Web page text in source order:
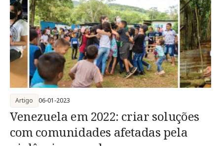
Venezuela em 2022: criar soluções
com comunidades afetadas pela
Artigo 06-01-2023